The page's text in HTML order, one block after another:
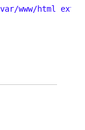
www/html